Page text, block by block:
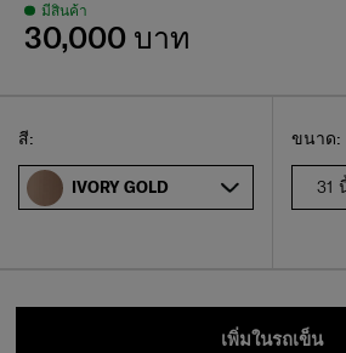
มีสินค้า
30,000 บาท
เลือกข
Select
ขนาด:
31
Select
สี:
IVORY GOLD
เพิ่มในรถเข็น